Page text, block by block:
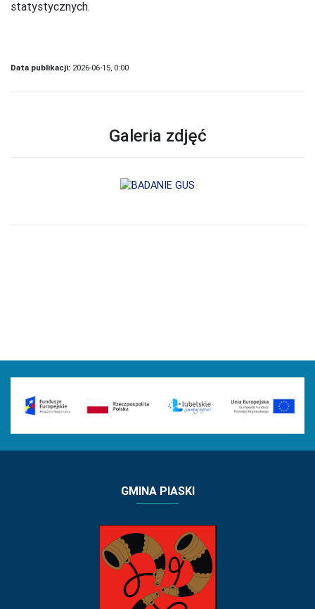
statystycznych.
Data publikacji: 2026-06-15, 0:00
Galeria zdjęć
GMINA PIASKI